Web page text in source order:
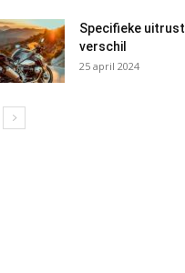
Specifieke
verschil
25 april 2024